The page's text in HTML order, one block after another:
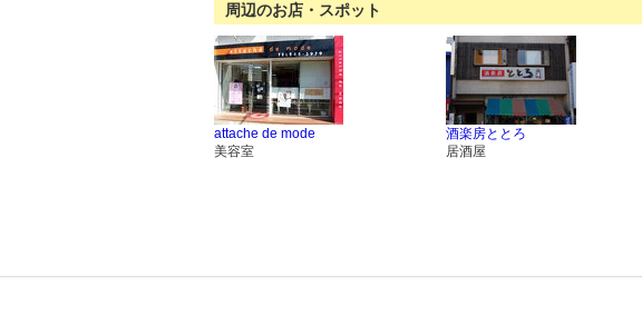
周辺のお店・スポット
attache de mode
美容室
酒楽房ととろ
居酒屋